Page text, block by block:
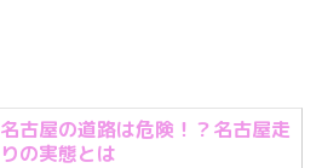
名古屋の道路は危険！？名古屋走
りの実態とは